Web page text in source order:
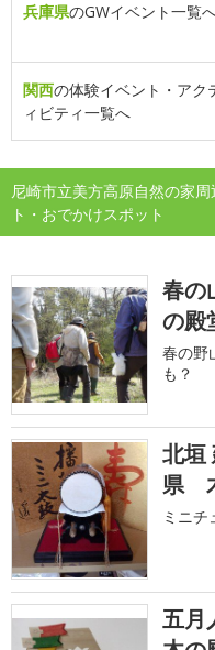
兵庫県のGWイベント一覧
関西の体験イベント・アク
ィビティ一覧へ
尼崎市立美方高原自然の家
ト・おでかけスポット
春の
の
春の野
も？
北
県
ミニチ
五月